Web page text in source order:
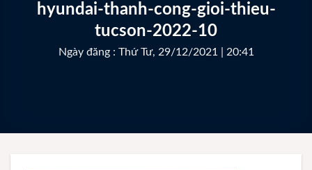
hyundai-thanh-cong-gioi-thieu-
tucson-2022-10
Ngày đăng : Thứ Tư, 29/12/2021 | 20:41